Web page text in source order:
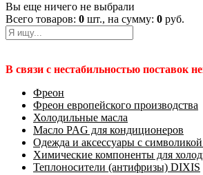
Вы еще ничего не выбрали
Всего товаров: 0 шт., на сумму: 0 руб.
В связи с нестабильностью поставок
Фреон
Фреон европейского производства
Холодильные масла
Масло PAG для кондиционеров
Одежда и аксессуары с
Химические компоненты для
Теплоносители (антифризы) DIXIS